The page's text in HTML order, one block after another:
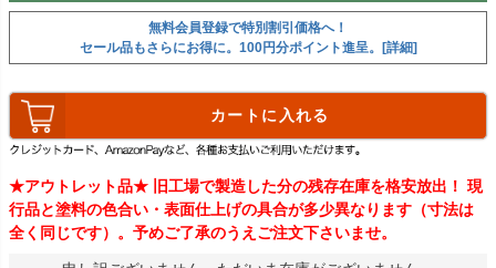
無料会員登録で特別割引価格へ！
セール品もさらにお得に。100円分ポイント進呈。[詳細]
カートに入れる
★アウトレット品★ 旧工場で製造した分の残存在庫を格安放出！ 現
行品と塗料の色合い・表面仕上げの具合が多少異なります（寸法は
全く同じです）。予めご了承のうえご注文下さいませ。